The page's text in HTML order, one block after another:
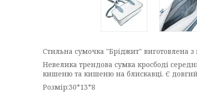
Стильна сумочка "Бріджит" виготовлена з
Невелика трендова сумка кросбоді
кишеню та кишеню на блискавці. Є
Розмір:30*13*8